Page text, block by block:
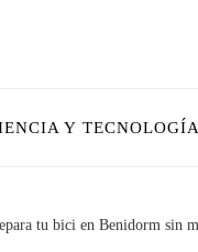
Y TECNOLOGÍA
tu bici en Benidorm sin